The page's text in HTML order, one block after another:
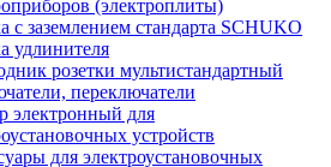
(электроплиты)
с заземлением стандарта SCHUKO
удлинителя
розетки мультистандартный
переключатели
электронный для
устройств
для электроустановочных